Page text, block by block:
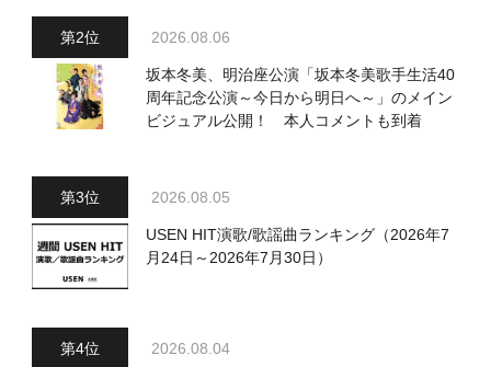
2026.08.06
坂本冬美、明治座公演「坂本冬美歌手生活40
周年記念公演～今日から明日へ～」のメイン
ビジュアル公開！ 本人コメントも到着
2026.08.05
USEN HIT演歌/歌謡曲ランキング（2026年7
月24日～2026年7月30日）
2026.08.04